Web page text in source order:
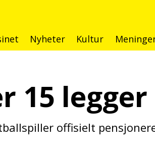
Nyheter Kultur
15
offisielt